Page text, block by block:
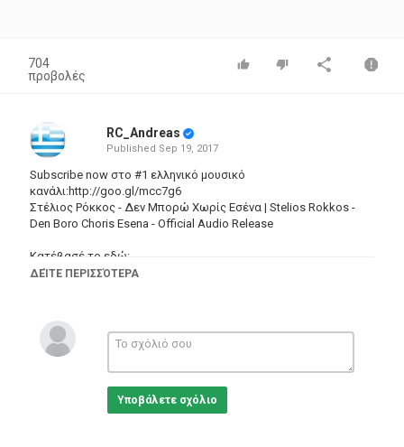
704
προβολές
RC_Andreas
Published Sep 19, 2017
Subscribe now στο #1 ελληνικό μουσικό
κανάλι:http://goo.gl/mcc7g6
Στέλιος Ρόκκος - Δεν Μπορώ Χωρίς Εσένα | Stelios Rokkos -
Den Boro Choris Esena - Official Audio Release
Κατέβασέ το εδώ:
iTunes: https://goo.gl/U5QQ2b
Άκουσε τα υπόλοιπα τραγούδια εδώ:
https://goo.gl/sfJysj
http://goo.gl/mcc7g6
Like us on Facebook:http://on.fb.me/16GaxR3
ΔΕΊΤΕ ΠΕΡΙΣΣΌΤΕΡΑ
Υποβάλετε σχόλιο